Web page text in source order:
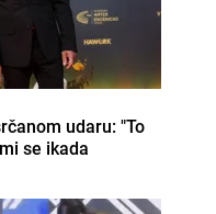
udaru: "To
se ikada